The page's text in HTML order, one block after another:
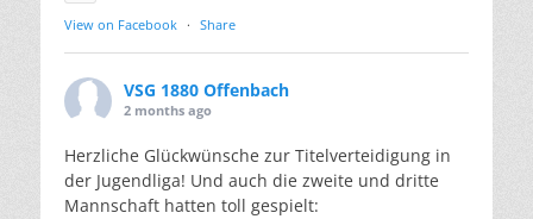
View on Facebook · Share
VSG 1880 Offenbach
2 months ago
Herzliche Glückwünsche zur Titelverteidigung in
der Jugendliga! Und auch die zweite und dritte
Mannschaft hatten toll gespielt: